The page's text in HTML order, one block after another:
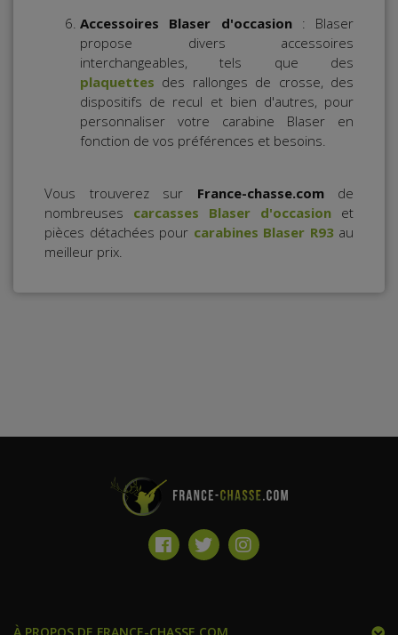
Accessoires Blaser d'occasion : Blaser
propose divers accessoires
interchangeables, tels que des
plaquettes des rallonges de crosse, des
dispositifs de recul et bien d'autres, pour
personnaliser votre carabine Blaser en
fonction de vos préférences et besoins.
Vous trouverez sur France-chasse.comde
nombreuses carcasses Blaser d'occasion et
pièces détachées pour carabines Blaser R93au
meilleur prix.